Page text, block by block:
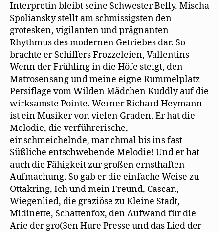
Interpretin bleibt seine Schwester Belly. Mischa
Spoliansky stellt am schmissigsten den
grotesken, vigilanten und prägnanten
Rhythmus des modernen Getriebes dar. So
brachte er Schiffers Frozzeleien, Vallentins
Wenn der Frühling in die Höfe steigt, den
Matrosensang und meine eigne Rummelplatz-
Persiflage vom Wilden Mädchen Kuddly auf die
wirksamste Pointe. Werner Richard Heymann
ist ein Musiker von vielen Graden. Er hat die
Melodie, die verführerische,
einschmeichelnde, manchmal bis ins fast
Süßliche entschwebende Melodie! Und er hat
auch die Fähigkeit zur großen ernsthaften
Aufmachung. So gab er die einfache Weise zu
Ottakring, Ich und mein Freund, Cascan,
Wiegenlied, die graziöse zu Kleine Stadt,
Midinette, Schattenfox, den Aufwand für die
Arie der gro(3en Hure Presse und das Lied der